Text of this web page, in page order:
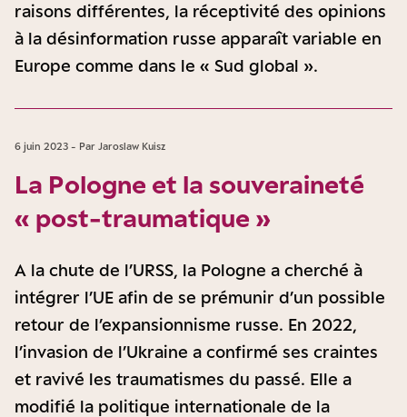
raisons différentes, la réceptivité des opinions
à la désinformation russe apparaît variable en
Europe comme dans le « Sud global ».
6 juin 2023 - Par Jaroslaw Kuisz
La Pologne et la souveraineté
« post-traumatique »
A la chute de l’URSS, la Pologne a cherché à
intégrer l’UE afin de se prémunir d’un possible
retour de l’expansionnisme russe. En 2022,
l’invasion de l’Ukraine a confirmé ses craintes
et ravivé les traumatismes du passé. Elle a
modifié la politique internationale de la